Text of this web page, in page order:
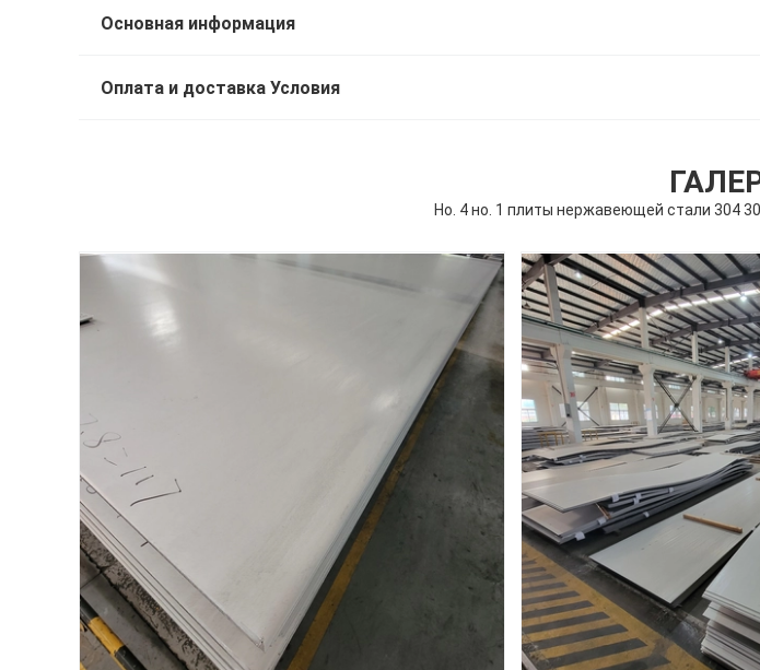
Основная информация
Оплата и доставка Условия
Но. 4 но. 1 плиты нержавеющей стали 304